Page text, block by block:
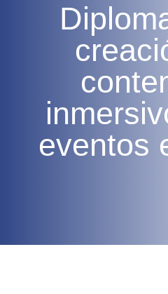
eventos